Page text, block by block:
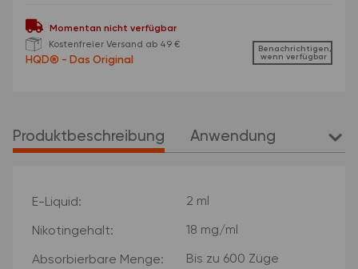
Momentan nicht verfügbar
Kostenfreier Versand ab 49 €
Benachrichtigen,
wenn verfügbar
Produktbeschreibung Anwendung
Produkteigenschaft
Wert
E-Liquid: 2 ml
Nikotingehalt: 18 mg/ml
Absorbierbare Menge: Bis zu 600 Züge